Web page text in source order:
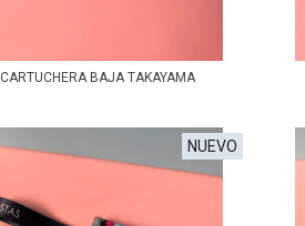
CARTUCHERA BAJA TAKAYAMA
NUEVO